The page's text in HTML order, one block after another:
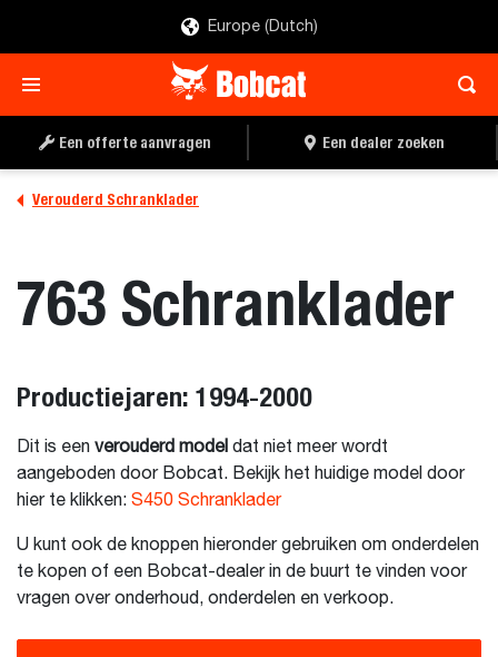
Europe (Dutch)
Een offerte aanvragen Een dealer zoeken
Verouderd Schranklader
763 Schranklader
Productiejaren: 1994-2000
Dit is een verouderd model dat niet meer wordt
aangeboden door Bobcat. Bekijk het huidige model door
hier te klikken: S450 Schranklader
U kunt ook de knoppen hieronder gebruiken om onderdelen
te kopen of een Bobcat-dealer in de buurt te vinden voor
vragen over onderhoud, onderdelen en verkoop.